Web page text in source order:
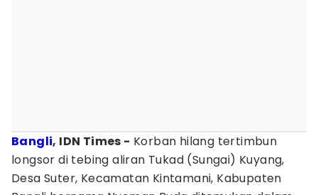
Bangli, IDN Times - Korban hilang tertimbun
longsor di tebing aliran Tukad (Sungai) Kuyang,
Desa Suter, Kecamatan Kintamani, Kabupaten